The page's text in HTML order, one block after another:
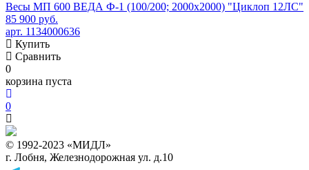
Весы МП 600 ВЕДА Ф-1 (100/200; 2000х2000) "Циклоп 12ЛС"
85 900 руб.
арт. 1134000636
Купить
Сравнить
0
корзина пуста
0
© 1992-2023 «МИДЛ»
г. Лобня, Железнодорожная ул. д.10